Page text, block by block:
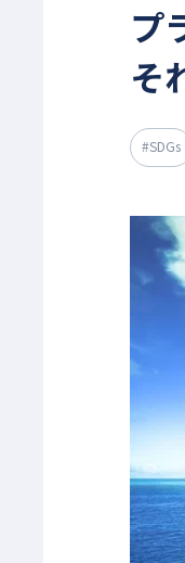
プ
そ
#SDGs